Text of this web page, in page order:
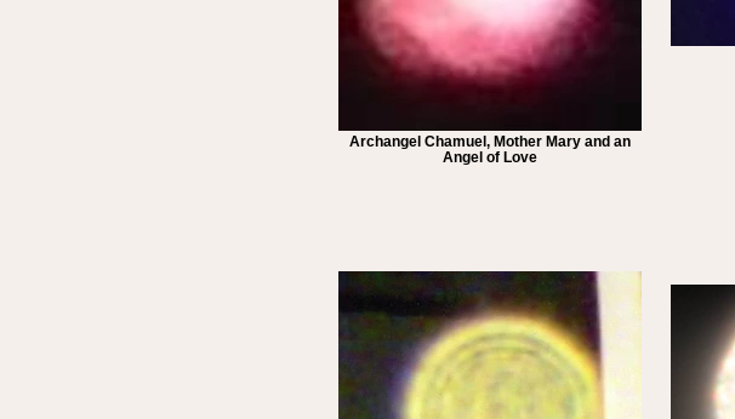
Archangel Chamuel, Mother Mary and an
Angel of Love